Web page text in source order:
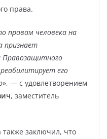
права.
правам человека на
признает
Правозащитного
его
», — с удовлетворением
, заместитель
заключил, что